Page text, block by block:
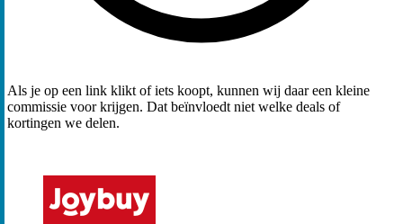
Als je op een link klikt of iets koopt, kunnen wij daar een kleine
commissie voor krijgen. Dat beïnvloedt niet welke deals of
kortingen we delen.